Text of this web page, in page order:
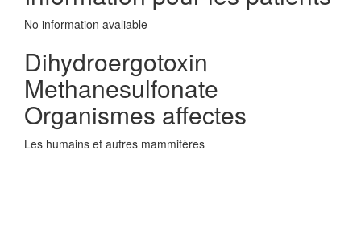
No information avaliable
Dihydroergotoxin
Methanesulfonate
Organismes affectes
Les humains et autres mammifères